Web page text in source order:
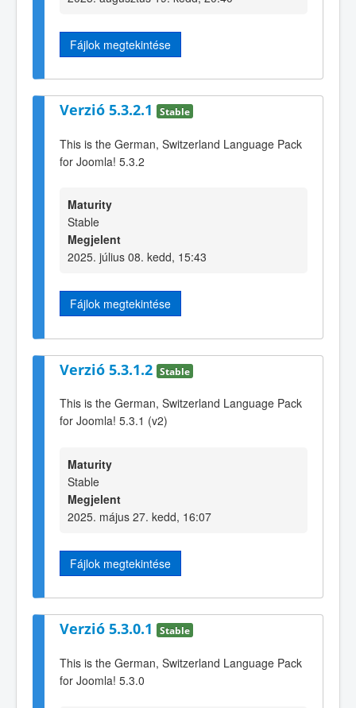
Fájlok megtekintése
Verzió 5.3.2.1 Stable
This is the German, Switzerland Language Pack
for Joomla! 5.3.2
Maturity
Stable
Megjelent
2025. július 08. kedd, 15:43
Fájlok megtekintése
Verzió 5.3.1.2 Stable
This is the German, Switzerland Language Pack
for Joomla! 5.3.1 (v2)
Maturity
Stable
Megjelent
2025. május 27. kedd, 16:07
Fájlok megtekintése
Verzió 5.3.0.1 Stable
This is the German, Switzerland Language Pack
for Joomla! 5.3.0